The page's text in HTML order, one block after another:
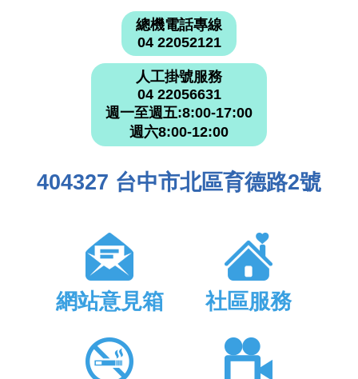
總機電話專線
04 22052121
人工掛號服務
04 22056631
週一至週五:8:00-17:00
週六8:00-12:00
404327 台中市北區育德路2號
網站意見箱 社區服務